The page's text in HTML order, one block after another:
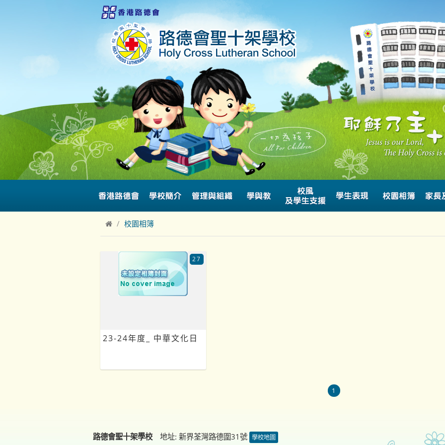
校園相簿
23-24年度_ 中華文化日
27
1
路德會聖十架學校 地址: 新界荃灣路德圍31號 學校地圖